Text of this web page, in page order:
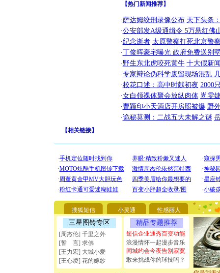
【热门新闻推荐】
·萨达姆绞刑录像公布 天下头条
·公安部发A级通缉令 5万悬红佛
·纪念逝者 太原警察打死北京警
·丁俊晖豪宅曝光 政府免费送别
·野生东北虎咬死黄牛 十大假新
·专家辩论伪科学废留现场混乱
·校花口述：高中时献初夜 2000
·女白领祼体聚会放纵肉体 尚雯
·曹颖印小天酒店开房照被爆 野
·诡秘莫测：二战五大未解之谜
【相关链接】
搜狐短信 小灵通 性感丽人
三星图铃专区
[周杰伦] 千里之外
[誓 言] 求佛
[王力宏] 大城小爱
[王心凌] 花的嫁纱
精品专题推荐
短信企业通秀百变功能
浪漫情怀一起漫步音乐
同城约会今夜告别寂寞
敢来挑战你的球技吗？
[圣诞节]
你太多
要平安！
[圣诞节]
能正大光
天都要快
[圣诞节]
如意,快
[元旦]看
断电。爱
你是我专